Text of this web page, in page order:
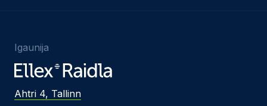
Igaunija
Ahtri 4, Tallinn